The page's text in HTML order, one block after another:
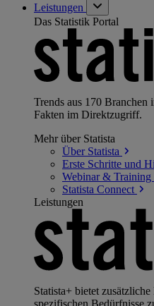
Leistungen
Das Statistik Portal
Trends aus 170
Fakten im Direktzugriff.
Mehr über Statista
Über Statista
Erste Schritte und
Webinar & Training
Statista Connect
Leistungen
Statista+ bietet
spezifischen Bedürfnisse